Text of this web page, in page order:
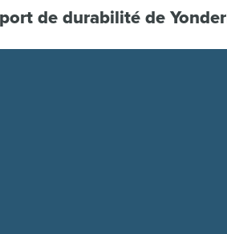
de durabilité de